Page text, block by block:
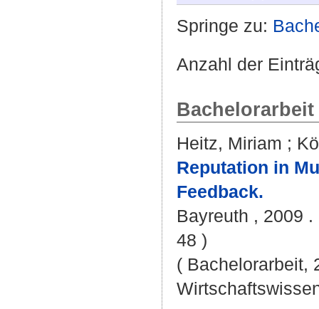
Springe zu:
Anzahl der
Bachelorarbeit
Heitz, Miriam ;
Reputation in
Feedback.
Bayreuth , 2009
48 )
( Bachelorarbeit,